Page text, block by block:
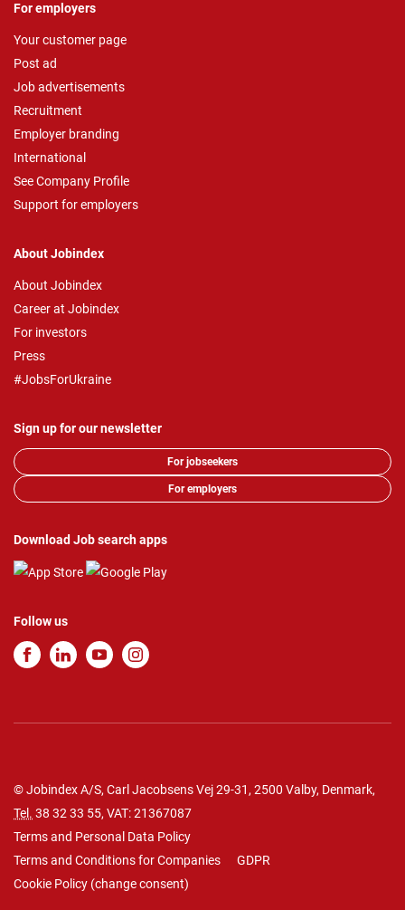
For employers
Your customer page
Post ad
Job advertisements
Recruitment
Employer branding
International
See Company Profile
Support for employers
About Jobindex
About Jobindex
Career at Jobindex
For investors
Press
#JobsForUkraine
Sign up for our newsletter
For jobseekers
For employers
Download Job search apps
Follow us
© Jobindex A/S, Carl Jacobsens Vej 29-31, 2500 Valby, Denmark,
Tel. 38 32 33 55, VAT: 21367087
Terms and Personal Data Policy
Terms and Conditions for Companies
GDPR
Cookie Policy (change consent)